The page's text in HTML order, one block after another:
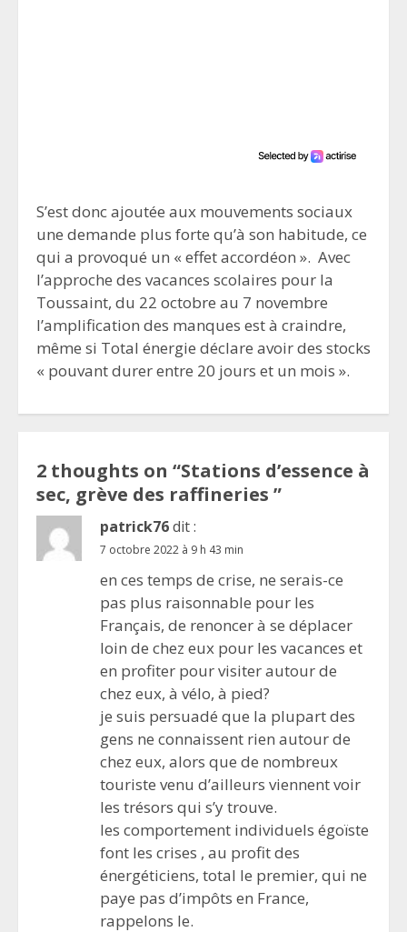
S’est donc ajoutée aux mouvements sociaux
une demande plus forte qu’à son habitude, ce
qui a provoqué un « effet accordéon ». Avec
l’approche des vacances scolaires pour la
Toussaint, du 22 octobre au 7 novembre
l’amplification des manques est à craindre,
même si Total énergie déclare avoir des stocks
« pouvant durer entre 20 jours et un mois ».
2 thoughts on “Stations d’essence à
sec, grève des raffineries ”
patrick76dit :
7 octobre 2022 à 9 h 43 min
en ces temps de crise, ne serais-ce
pas plus raisonnable pour les
Français, de renoncer à se déplacer
loin de chez eux pour les vacances et
en profiter pour visiter autour de
chez eux, à vélo, à pied?
je suis persuadé que la plupart des
gens ne connaissent rien autour de
chez eux, alors que de nombreux
touriste venu d’ailleurs viennent voir
les trésors qui s’y trouve.
les comportement individuels égoïste
font les crises , au profit des
énergéticiens, total le premier, qui ne
paye pas d’impôts en France,
rappelons le.